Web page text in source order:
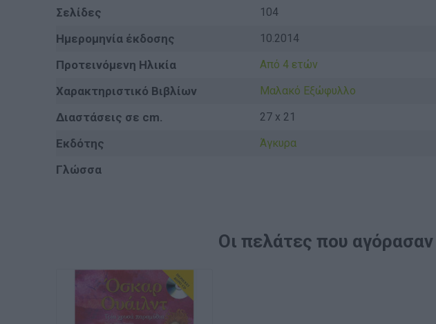
Σελίδες 104
Ημερομηνία έκδοσης 10.2014
Προτεινόμενη Ηλικία Από 4 ετών
Χαρακτηριστικό Βιβλίων Μαλακό Εξώφυλλο
Διαστάσεις σε cm. 27 x 21
Εκδότης Άγκυρα
Γλώσσα
Οι πελάτες που